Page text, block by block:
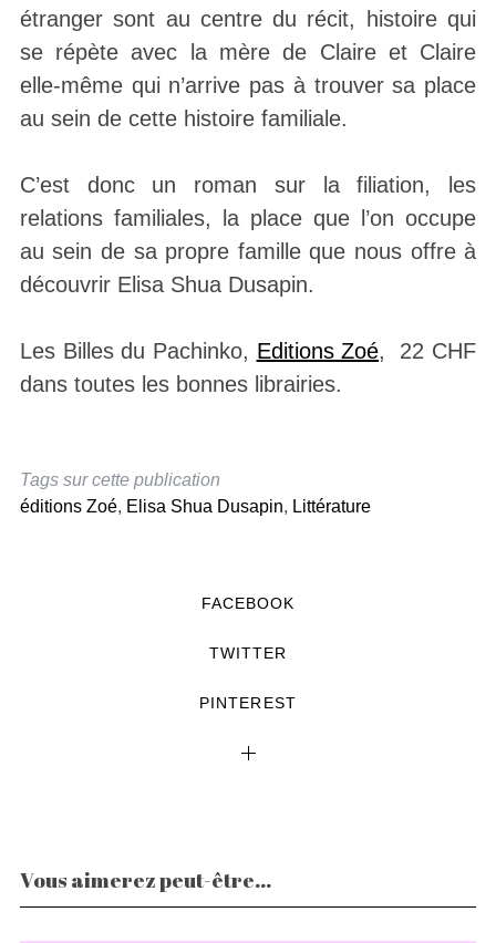
étranger sont au centre du récit, histoire qui
se répète avec la mère de Claire et Claire
elle-même qui n’arrive pas à trouver sa place
au sein de cette histoire familiale.
C’est donc un roman sur la filiation, les
relations familiales, la place que l’on occupe
au sein de sa propre famille que nous offre à
découvrir Elisa Shua Dusapin.
Les Billes du Pachinko, Editions Zoé, 22 CHF
dans toutes les bonnes librairies.
Tags sur cette publication
éditions Zoé, Elisa Shua Dusapin, Littérature
FACEBOOK
TWITTER
PINTEREST
Vous aimerez peut-être...